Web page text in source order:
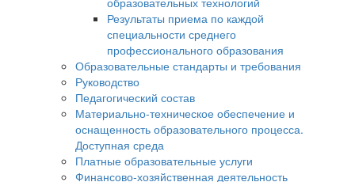
Результаты приема по каждой
специальности среднего
профессионального образования
Образовательные стандарты и требования
Руководство
Педагогический состав
Материально-техническое обеспечение и
оснащенность образовательного процесса.
Доступная среда
Платные образовательные услуги
Финансово-хозяйственная деятельность